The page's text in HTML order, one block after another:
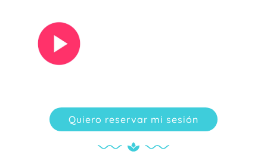
Quiero reservar mi sesión